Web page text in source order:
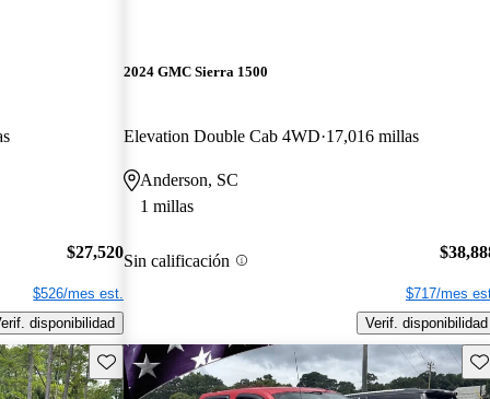
$27,520
$526/mes est.
disponibilidad
2024 GMC Sierra 1500
Elevation Double Cab 4WD 17,016 millas
Anderson, SC
1 millas
Sin calificación
$717/mes
Verif. disponibilidad
Guarda este Aviso